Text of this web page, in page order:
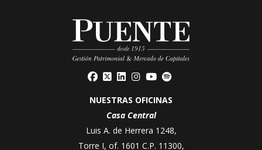
NUESTRAS OFICINAS
Casa Central
Luis A. de Herrera 1248,
Torre I, of. 1601 C.P. 11300,